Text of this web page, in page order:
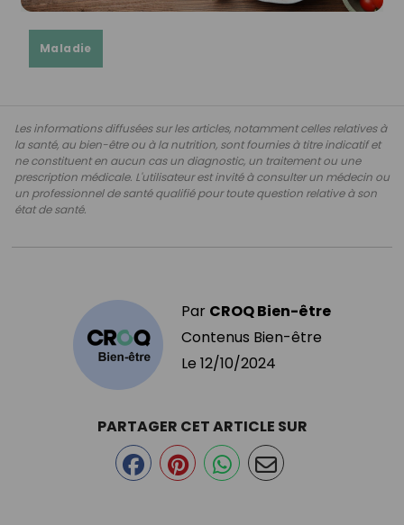
Maladie
Les informations diffusées sur les articles, notamment celles relatives à
la santé, au bien-être ou à la nutrition, sont fournies à titre indicatif et
ne constituent en aucun cas un diagnostic, un traitement ou une
prescription médicale. L'utilisateur est invité à consulter un médecin ou
un professionnel de santé qualifié pour toute question relative à son
état de santé.
Par CROQ Bien-être
Contenus Bien-être
Le 12/10/2024
PARTAGER CET ARTICLE SUR